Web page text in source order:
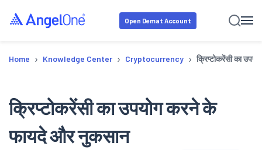
Open Demat Account
Home › Knowledge Center › Cryptocurrency › क्रिप्टोकरेंसी का
क्रिप्टोकरेंसी का उपयोग करने के
फायदे और नुकसान